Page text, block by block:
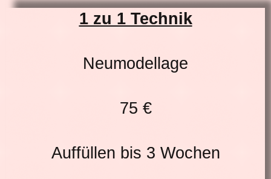
1 zu 1 Technik
Neumodellage
75 €
Auffüllen bis 3 Wochen